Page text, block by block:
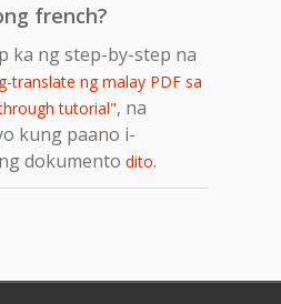
french?
ka ng step-by-step na
translate ng malay PDF sa
tutorial", na
kung paano i-
dokumento dito.